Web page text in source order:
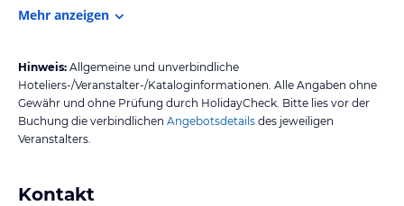
Mehr anzeigen
Hinweis: Allgemeine und unverbindliche
Hoteliers-/Veranstalter-/Kataloginformationen. Alle Angaben ohne
Gewähr und ohne Prüfung durch HolidayCheck. Bitte lies vor der
Buchung die verbindlichen Angebotsdetails des jeweiligen
Veranstalters.
Kontakt